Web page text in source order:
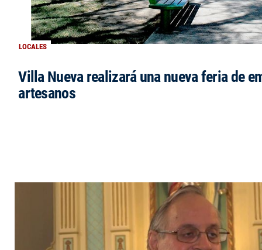
LOCALES
Villa Nueva realizará una nueva feria de
artesanos